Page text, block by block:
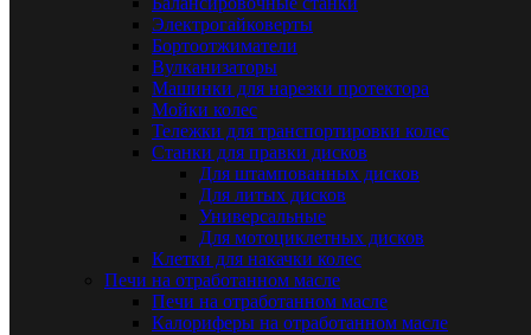
Электрогайковерты
Бортоотжиматели
Вулканизаторы
Машинки для нарезки протектора
Мойки колес
Тележки для транспортировки колес
Станки для правки дисков
Для штампованных дисков
Для литых дисков
Универсальные
Для мотоциклетных дисков
Клетки для накачки колес
Печи на отработанном масле
Печи на отработанном масле
Калориферы на отработанном масле